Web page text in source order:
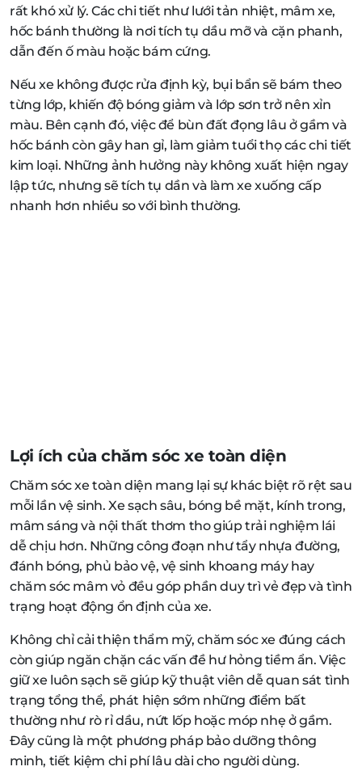
rất khó xử lý. Các chi tiết như lưới tản nhiệt, mâm xe,
hốc bánh thường là nơi tích tụ dầu mỡ và cặn phanh,
dẫn đến ố màu hoặc bám cứng.
Nếu xe không được rửa định kỳ, bụi bẩn sẽ bám theo
từng lớp, khiến độ bóng giảm và lớp sơn trở nên xỉn
màu. Bên cạnh đó, việc để bùn đất đọng lâu ở gầm và
hốc bánh còn gây han gỉ, làm giảm tuổi thọ các chi tiết
kim loại. Những ảnh hưởng này không xuất hiện ngay
lập tức, nhưng sẽ tích tụ dần và làm xe xuống cấp
nhanh hơn nhiều so với bình thường.
Lợi ích của chăm sóc xe toàn diện
Chăm sóc xe toàn diện mang lại sự khác biệt rõ rệt sau
mỗi lần vệ sinh. Xe sạch sâu, bóng bề mặt, kính trong,
mâm sáng và nội thất thơm tho giúp trải nghiệm lái
dễ chịu hơn. Những công đoạn như tẩy nhựa đường,
đánh bóng, phủ bảo vệ, vệ sinh khoang máy hay
chăm sóc mâm vỏ đều góp phần duy trì vẻ đẹp và tình
trạng hoạt động ổn định của xe.
Không chỉ cải thiện thẩm mỹ, chăm sóc xe đúng cách
còn giúp ngăn chặn các vấn đề hư hỏng tiềm ẩn. Việc
giữ xe luôn sạch sẽ giúp kỹ thuật viên dễ quan sát tình
trạng tổng thể, phát hiện sớm những điểm bất
thường như rò rỉ dầu, nứt lốp hoặc móp nhẹ ở gầm.
Đây cũng là một phương pháp bảo dưỡng thông
minh, tiết kiệm chi phí lâu dài cho người dùng.